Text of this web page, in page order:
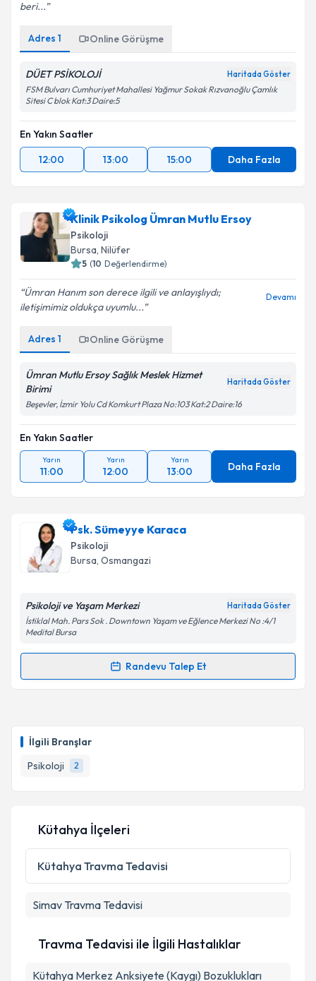
İlgili Branşlar
Psikoloji
2
beri...
Adres 1 Online Görüşme
DÜET PSİKOLOJİ Haritada Göster
FSM Bulvarı Cumhuriyet Mahallesi Yağmur Sokak Rızvanoğlu Çamlık
Sitesi C blok Kat:3 Daire:5
En Yakın Saatler
12:00
13:00 15:00 Daha Fazla
Klinik Psikolog Ümran Mutlu Ersoy
Psikoloji
Bursa, Nilüfer
5 (10 Değerlendirme)
Ümran Hanım son derece ilgili ve anlayışlıydı;
iletişimimiz oldukça uyumlu...
Devamı
Adres 1 Online Görüşme
Ümran Mutlu Ersoy Sağlık Meslek Hizmet
Birimi
Haritada Göster
Beşevler, İzmir Yolu Cd Komkurt Plaza No:103 Kat:2 Daire:16
En Yakın Saatler
Yarın
11:00
Yarın
12:00
Yarın
13:00 Daha Fazla
Psk. Sümeyye Karaca
Psikoloji
Bursa, Osmangazi
Psikoloji ve Yaşam Merkezi Haritada Göster
İstiklal Mah. Pars Sok . Downtown Yaşam ve Eğlence Merkezi No :4/1
Medital Bursa
Randevu Talep Et
Randevu Takvimi Talebi
takvim hazırlandığında e-posta ile bilgilendireceğiz.
E-posta Adresiniz
Kişisel verilerimin işlenmesine ilişkinAydınlatma
Metni
'ni okudum ve kişisel verilerimin belirtilen
kapsamda işlenmesini kabul ediyorum.
Kütahya İlçeleri
Kütahya Travma Tedavisi
Simav Travma Tedavisi
Travma Tedavisi ile İlgili Hastalıklar
Kütahya Merkez Anksiyete (Kaygı) Bozuklukları